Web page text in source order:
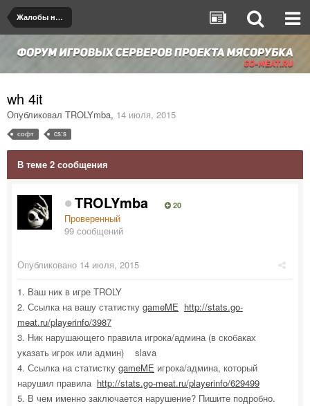
Жалобы на игроков/админов
wh 4it
Опубликовал TROLYmba, 14 июля, 2015
софт cs:s
В теме 2 сообщения
TROLYmba 20
Проверенный
99 сообщений
Опубликовано 14 июля, 2015
1. Ваш ник в игре TROLY
2. Ссылка на вашу статистку gameME http://stats.go-
meat.ru/playerinfo/3987
3. Ник нарушающего правила игрока/админа (в скобаках
указать игрок или админ) slava
4. Ссылка на статистку gameME игрока/админа, который
нарушил правила http://stats.go-meat.ru/playerinfo/629499
5. В чем именно заключается нарушение? Пишите подробно.